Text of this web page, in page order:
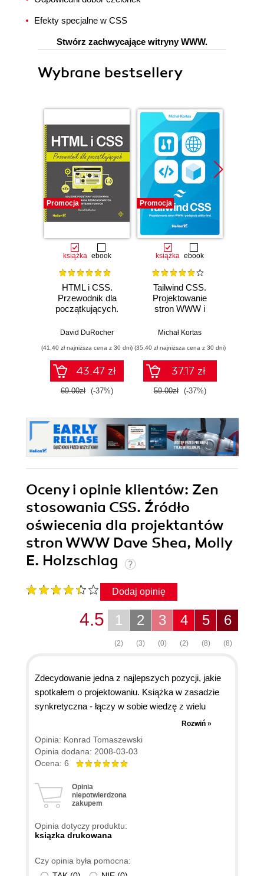
Efekty specjalne w CSS
Stwórz zachwycające witryny WWW.
Wybrane bestsellery
Promocja
książka ebook
HTML i CSS.
Przewodnik dla
początkujących.
kodowania i
responsywnych
stron
internetowych
David DuRocher
(41,40 zł najniższa cena z 30 dni)
43.47 zł
69.00zł (-37%)
Promocja
książka ebook
Tailwind CSS.
Projektowanie
stron WWW i
first
Michał Kortas
(35,40 zł najniższa cena z 30 dni)
37.17 zł
59.00zł (-37%)
Oceny i opinie klientów: Zen
stosowania CSS. Źródło
oświecenia dla projektantów
stron WWW Dave Shea, Molly
E. Holzschlag
Dodaj opinię
6
(8)
5
(8)
4
(2)
3
(0)
2
(3)
1
(2)
4.5
Zdecydowanie jedna z najlepszych pozycji, jakie
spotkałem o projektowaniu. Książka w zasadzie
synkretyczna - łączy w sobie wiedzę z wielu
dziedzin, które składają się na profesjonalny
projekt - psychologia barw, kulturowe
uwarunkowania znaczenia kolorów, zasady
kompozycji, typografii, a na technicznych
jednym - tak bym ją podsumował. Absolutna
podstawa dla każdego szanującego się
Rozwiń »
Opinia: Konrad Tomaszewski
Opinia dodana: 2008-03-03
Ocena: 6
Opinia
niepotwierdzona
zakupem
Opinia dotyczy produktu:
ksiązka drukowana
Czy opinia była pomocna: